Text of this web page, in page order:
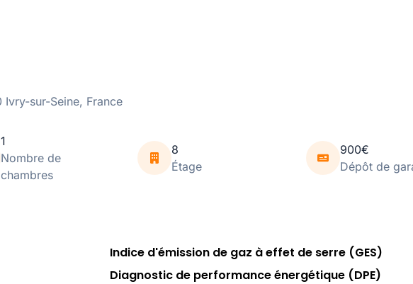
Ivry-sur-Seine, France
1
Nombre de
chambres
8
Étage
900€
Dépôt de
Indice d'émission de gaz à effet de serre (GES)
Diagnostic de performance énergétique (DPE)